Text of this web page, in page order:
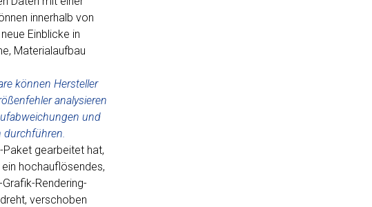
innerhalb von
Einblicke in
Materialaufbau
können Hersteller
analysieren
und
durchführen.
gearbeitet hat,
hochauflösendes,
Rendering-
verschoben